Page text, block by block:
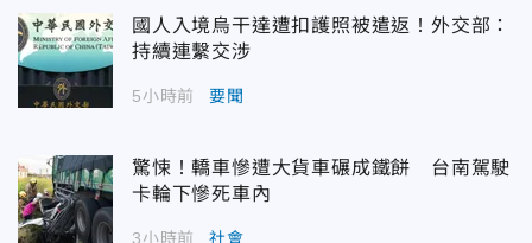
國人入境烏干達遭扣護照被遣返！外交部：
持續連繫交涉
5小時前 要聞
驚悚！轎車慘遭大貨車碾成鐵餅 台南駕駛
卡輪下慘死車內
3小時前 社會